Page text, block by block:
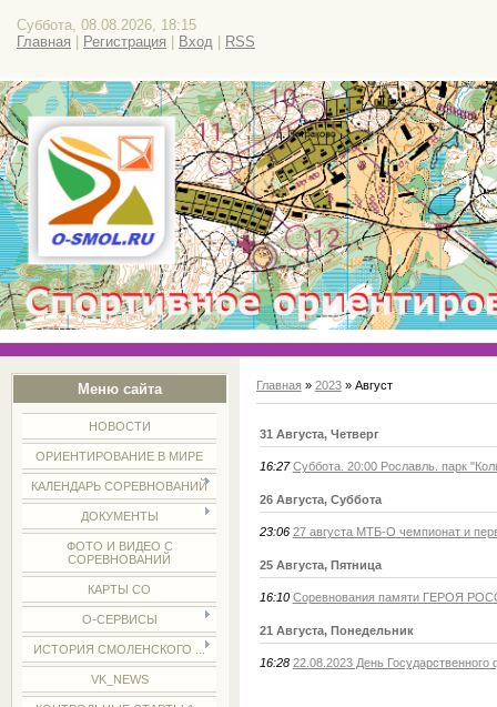
Суббота, 08.08.2026, 18:15
Главная
Регистрация Вход RSS
Меню сайта
НОВОСТИ
ОРИЕНТИРОВАНИЕ В МИРЕ
КАЛЕНДАРЬ СОРЕВНОВАНИЙ
ДОКУМЕНТЫ
ФОТО И ВИДЕО С
СОРЕВНОВАНИЙ
КАРТЫ СО
О-СЕРВИСЫ
ИСТОРИЯ СМОЛЕНСКОГО ...
VK_NEWS
Главная » 2023 » Август
31 Августа, Четверг
16:27 Суббота. 20:00 Рославль. парк
26 Августа, Суббота
23:06 27 августа МТБ-О чемпионат и
25 Августа, Пятница
16:10 Соревнования памяти ГЕРОЯ
21 Августа, Понедельник
16:28 22.08.2023 День